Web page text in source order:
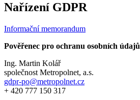
Nařízení GDPR
Informační memorandum
Pověřenec pro ochranu osobních údajů
Ing. Martin Kolář
společnost Metropolnet, a.s.
gdpr-po@metropolnet.cz
+ 420 777 150 317